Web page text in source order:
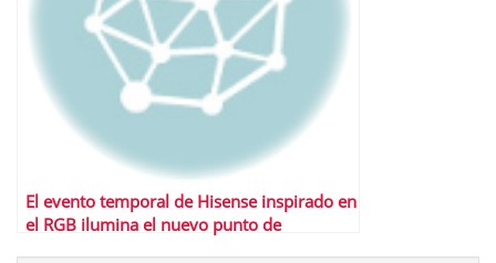
El evento temporal de Hisense inspirado en
el RGB ilumina el nuevo punto de